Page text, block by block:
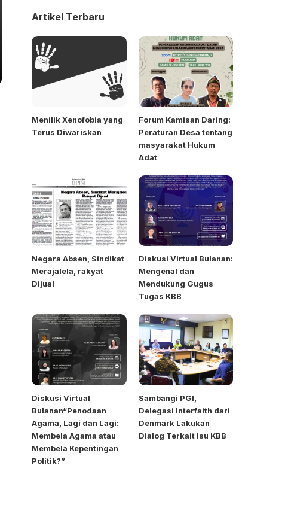
Artikel Terbaru
Menilik Xenofobia yang
Terus Diwariskan
Forum Kamisan Daring:
Peraturan Desa tentang
masyarakat Hukum
Adat
Negara Absen, Sindikat
Merajalela, rakyat
Dijual
Diskusi Virtual Bulanan:
Mengenal dan
Mendukung Gugus
Tugas KBB
Diskusi Virtual
Bulanan“Penodaan
Agama, Lagi dan Lagi:
Membela Agama atau
Membela Kepentingan
Politik?”
Sambangi PGI,
Delegasi Interfaith dari
Denmark Lakukan
Dialog Terkait Isu KBB